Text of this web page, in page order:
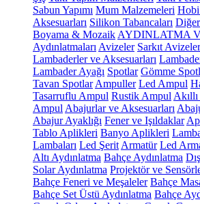
Sabun Yapımı Mum Malzemeleri
Aksesuarları Silikon Tabancaları
Boyama & Mozaik AYDINLATMA
Aydınlatmaları Avizeler Sarkıt Avizeler
Lambaderler ve Aksesuarları
Lambader Ayağı Spotlar Gömme
Tavan Spotlar Ampuller Led Ampul
Tasarruflu Ampul Rustik Ampul
Ampul Abajurlar ve Aksesuarları
Abajur Ayaklığı Fener ve Işıldaklar
Tablo Aplikleri Banyo Aplikleri
Lambaları Led Şerit Armatür Led
Altı Aydınlatma Bahçe Aydınlatma
Solar Aydınlatma Projektör ve
Bahçe Feneri ve Meşaleler Bahçe
Bahçe Set Üstü Aydınlatma Bahçe